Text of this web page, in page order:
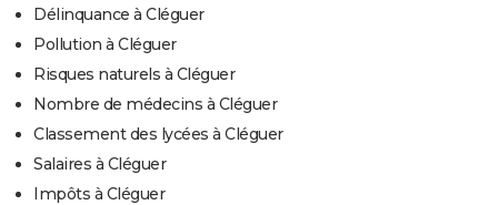
Délinquance à Cléguer
Pollution à Cléguer
Risques naturels à Cléguer
Nombre de médecins à Cléguer
Classement des lycées à Cléguer
Salaires à Cléguer
Impôts à Cléguer